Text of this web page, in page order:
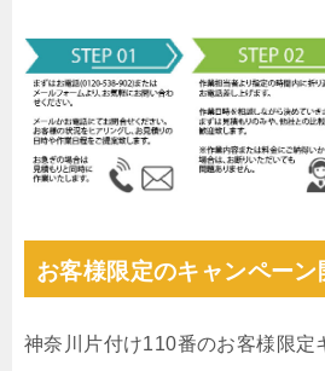
お客様限定のキャンペーン
神奈川片付け110番のお客様限定